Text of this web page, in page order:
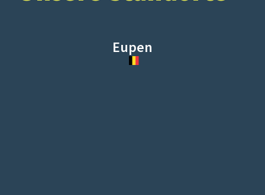
Eupen